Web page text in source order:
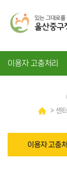
이용자 고충처리
> 센
이용자 고충